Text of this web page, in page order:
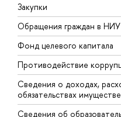
Закупки
Обращения граждан в
Фонд целевого капитала
Противодействие
Сведения о доходах,
обязательствах
Сведения об